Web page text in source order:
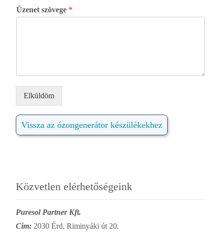
Üzenet szövege *
Elküldöm
Vissza az ózongenerátor készülékekhez
Közvetlen elérhetőségeink
Puresol Partner Kft.
Cím: 2030 Érd, Riminyáki út 20.